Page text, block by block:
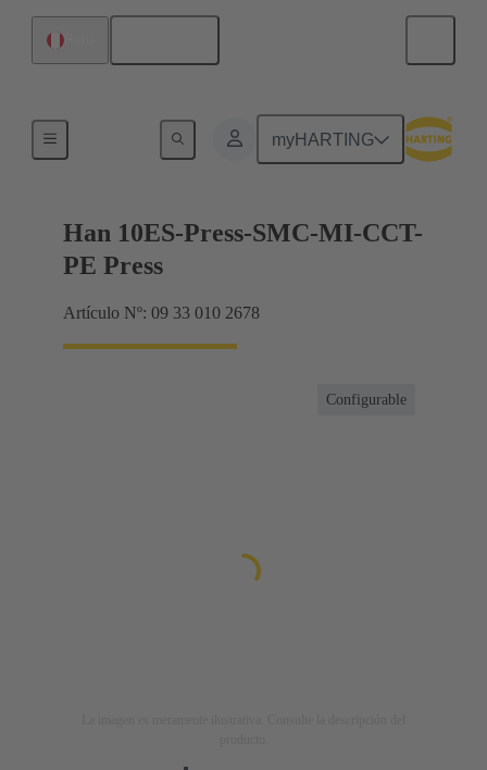
myHARTING
Corrientes hasta 16 A
Han 10ES-Press-SMC-MI-CCT-
PE Press
Artículo Nº: 09 33 010 2678
Configurable